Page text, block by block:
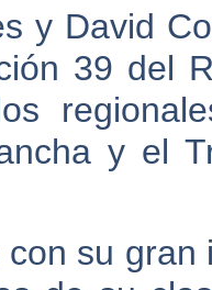
y David
39 del
y el
su gran